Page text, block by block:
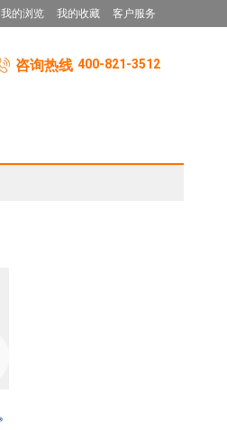
我的浏览 我的收藏 客户服务
咨询热线 400-821-3512